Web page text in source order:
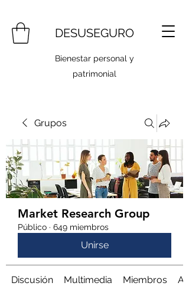
DESUSEGURO
Bienestar personal y
patrimonial
Grupos
Market Research Group
Público · 649 miembros
Unirse
Discusión Multimedia Miembros